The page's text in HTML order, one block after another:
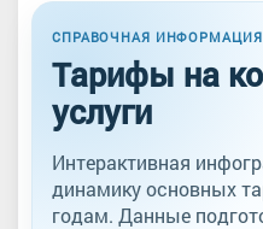
СПРАВОЧНАЯ
Тарифы на
услуги
Интерактивная
динамику основных
годам. Данные